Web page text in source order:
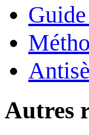
Autres